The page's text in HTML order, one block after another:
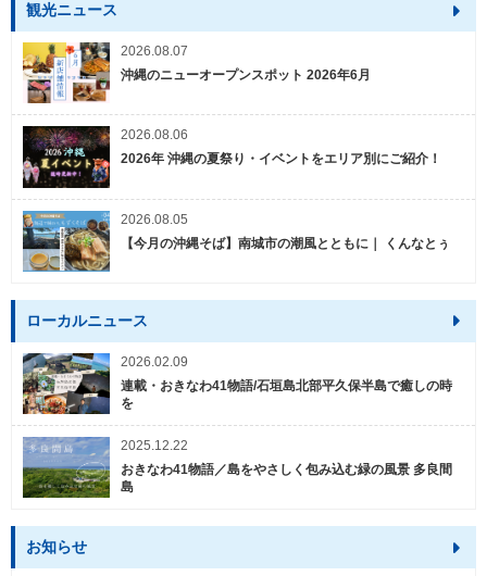
観光ニュース
2026.08.07
沖縄のニューオープンスポット 2026年6月
2026.08.06
2026年 沖縄の夏祭り・イベントをエリア別にご紹介！
2026.08.05
【今月の沖縄そば】南城市の潮風とともに｜ くんなとぅ
ローカルニュース
2026.02.09
連載・おきなわ41物語/石垣島北部平久保半島で癒しの時
を
2025.12.22
おきなわ41物語／島をやさしく包み込む緑の風景 多良間
島
お知らせ